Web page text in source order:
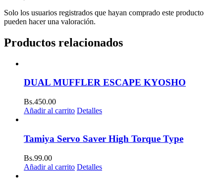
Solo los usuarios registrados que hayan comprado este producto
pueden hacer una valoración.
Productos relacionados
DUAL MUFFLER ESCAPE KYOSHO
Bs.450.00
Añadir al carrito Detalles
Tamiya Servo Saver High Torque Type
Bs.99.00
Añadir al carrito Detalles